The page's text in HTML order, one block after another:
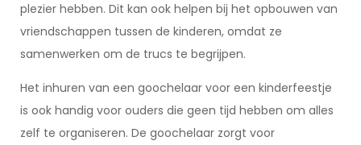
plezier hebben. Dit kan ook helpen bij het opbouwen van
vriendschappen tussen de kinderen, omdat ze
samenwerken om de trucs te begrijpen.
Het inhuren van een goochelaar voor een kinderfeestje
is ook handig voor ouders die geen tijd hebben om alles
zelf te organiseren. De goochelaar zorgt voor